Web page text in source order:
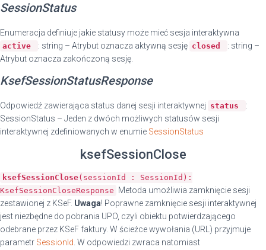
SessionStatus
Enumeracja definiuje jakie statusy może mieć sesja interaktywna
active : string – Atrybut oznacza aktywną sesję closed
: string –
Atrybut oznacza zakończoną sesję.
KsefSessionStatusResponse
Odpowiedź zawierająca status danej sesji interaktywnej status
:
SessionStatus – Jeden z dwóch możliwych statusów sesji
interaktywnej zdefiniowanych w enumie SessionStatus
ksefSessionClose
ksefSessionClose(sessionId : SessionId):
KsefSessionCloseResponse Metoda umożliwia zamknięcie sesji
zestawionej z KSeF. Uwaga! Poprawne zamknięcie sesji interaktywnej
jest niezbędne do pobrania UPO, czyli obiektu potwierdzającego
odebrane przez KSeF faktury. W ścieżce wywołania (URL) przyjmuje
parametr SessionId. W odpowiedzi zwraca natomiast